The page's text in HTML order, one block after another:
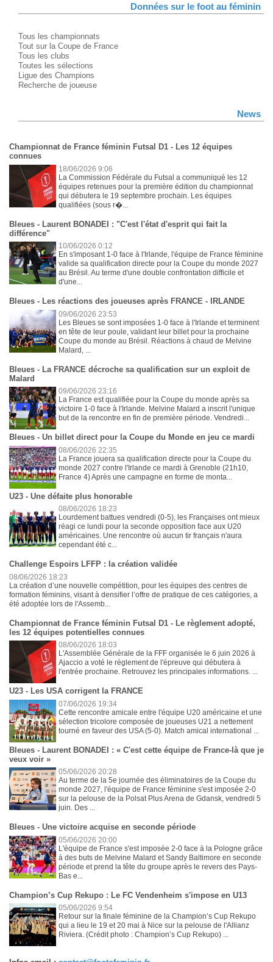
Données sur le foot au féminin
Tous les championnats
Tout sur la Coupe de France
Tous les clubs
Toutes les sélections
Ligue des Champions
Recherche de joueuse
News
Championnat de France féminin Futsal D1 - Les 12 équipes
connues
18/06/2026 9:06
La Commission Fédérale du Futsal a communiqué les 12
équipes retenues pour la première édition du championnat
qui débutera le 19 septembre prochain. Les équipes
qualifiées (sous r�...
Bleues - Laurent BONADEI : "C'est l'état d'esprit qui fait la
différence"
10/06/2026 0:12
En s'imposant 1-0 face à l'Irlande, l'équipe de France féminine
valide sa qualification directe pour la Coupe du monde 2027
au Brésil. Au terme d'une double confrontation difficile et
d'une...
Bleues - Les réactions des joueuses après FRANCE - IRLANDE
09/06/2026 23:53
Les Bleues se sont imposées 1-0 face à l'Irlande et terminent
en tête de leur poule, validant leur billet pour la prochaine
Coupe du monde au Brésil. Réactions à chaud de Melvine
Malard, ...
Bleues - La FRANCE décroche sa qualification sur un exploit de
Malard
09/06/2026 23:16
La France est qualifiée pour la Coupe du monde après sa
victoire 1-0 face à l'Irlande. Melvine Malard a inscrit l'unique
but de la rencontre en fin de première période. Vendredi...
Bleues - Un billet direct pour la Coupe du Monde en jeu ce mardi
08/06/2026 22:35
La France jouera sa qualification directe pour la Coupe du
monde 2027 contre l'Irlande ce mardi à Grenoble (21h10,
France 4) Après une campagne en forme de monta...
U23 - Une défaite plus honorable
08/06/2026 18:23
Lourdement battues vendredi (0-5), les Françaises ont mieux
réagi ce lundi pour la seconde opposition face aux U20
américaines. Une rencontre où aucun tir français n'aura
cependant été c...
Challenge Espoirs LFFP : la création validée
08/06/2026 18:23
La création d’une nouvelle compétition, pour les équipes des centres de
formation féminins, visant à densifier l’offre de pratique de ces catégories, a
été adoptée lors de l'Assemb...
Championnat de France féminin Futsal D1 - Le règlement adopté,
les 12 équipes potentielles connues
08/06/2026 18:03
L'Assemblée Générale de la FFF organisée le 6 juin 2026 à
Ajaccio a voté le règlement de l'épreuve qui débutera à
l'entrée prochaine. Retrouvez les principales informations. ...
U23 - Les USA corrigent la FRANCE
07/06/2026 19:34
Cette rencontre amicale entre l'équipe U20 américaine et une
sélection tricolore composée de joueuses U21 a nettement
tourné en faveur des USA (5-0). Match amical international ...
Bleues - Laurent BONADEI : « C'est cette équipe de France-là que je
veux voir »
05/06/2026 20:28
Au terme de la 5e journée des éliminatoires de la Coupe du
monde 2027, l'équipe de France féminine s'est imposée 2-0
sur la pelouse de la Polsat Plus Arena de Gdansk, vendredi 5
juin. Des ...
Bleues - Une victoire acquise en seconde période
05/06/2026 20:00
L'équipe de France s'est imposée 2-0 face à la Pologne grâce
à des buts de Melvine Malard et Sandy Baltimore en seconde
période et prend la tête du groupe après le revers des Pays-
Bas e...
Champion’s Cup Rekupo : Le FC Vendenheim s'impose en U13
05/06/2026 9:54
Retour sur la finale féminine de la Champion’s Cup Rekupo
qui a lieu le 19 et 20 mai à Nice sur la pelouse de l'Allianz
Riviera. (Crédit photo : Champion’s Cup Rekupo) ...